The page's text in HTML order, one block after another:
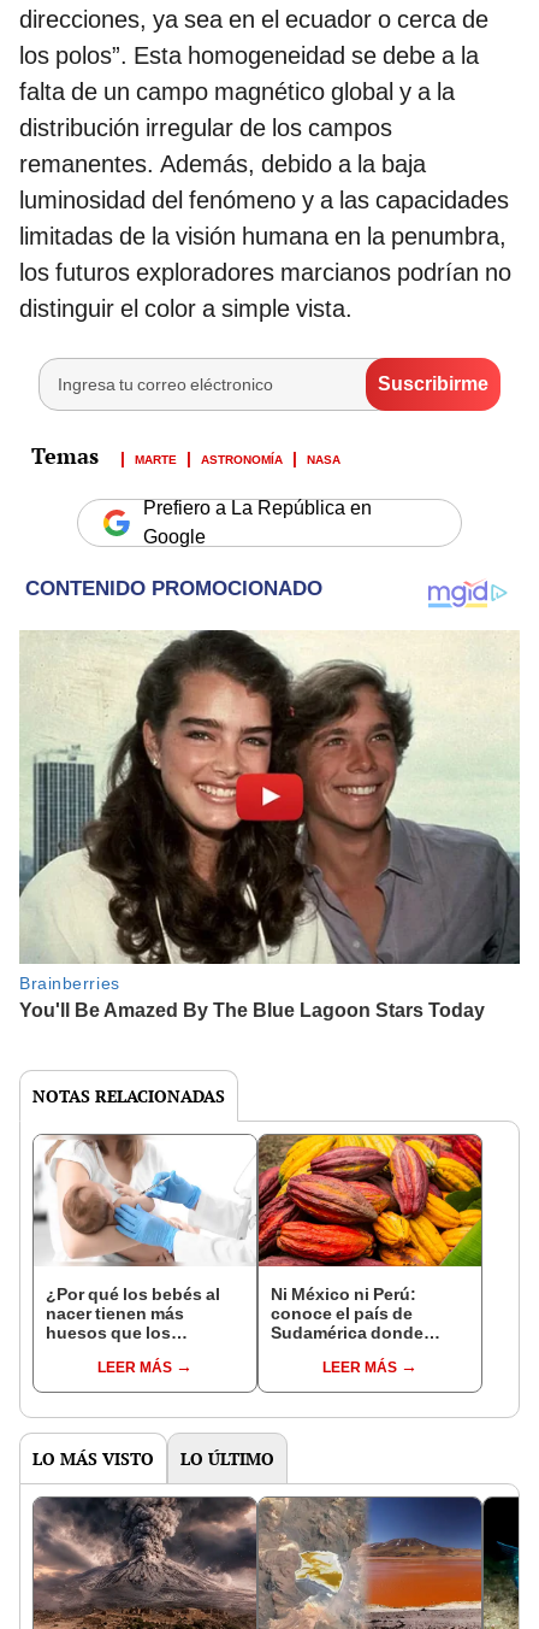
direcciones, ya sea en el ecuador o cerca de
los polos”. Esta homogeneidad se debe a la
falta de un campo magnético global y a la
distribución irregular de los campos
remanentes. Además, debido a la baja
luminosidad del fenómeno y a las capacidades
limitadas de la visión humana en la penumbra,
los futuros exploradores marcianos podrían no
distinguir el color a simple vista.
MARTE ASTRONOMÍA NASA
Prefiero a La República en
Google
NOTAS RELACIONADAS
¿Por qué los bebés al
nacer tienen más
huesos que los
LEER MÁS
Ni México ni Perú:
conoce el país de
Sudamérica donde
estudioLEER MÁS
LO MÁS VISTO LO ÚLTIMO